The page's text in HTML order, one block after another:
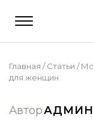
Главная /Статьи /
для женщин
Автор